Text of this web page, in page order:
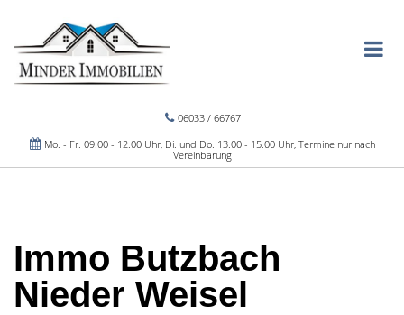
06033 / 66767
Mo. - Fr. 09.00 - 12.00 Uhr, Di. und Do. 13.00 - 15.00 Uhr, Termine nur nach
Vereinbarung
Immo Butzbach
Nieder Weisel